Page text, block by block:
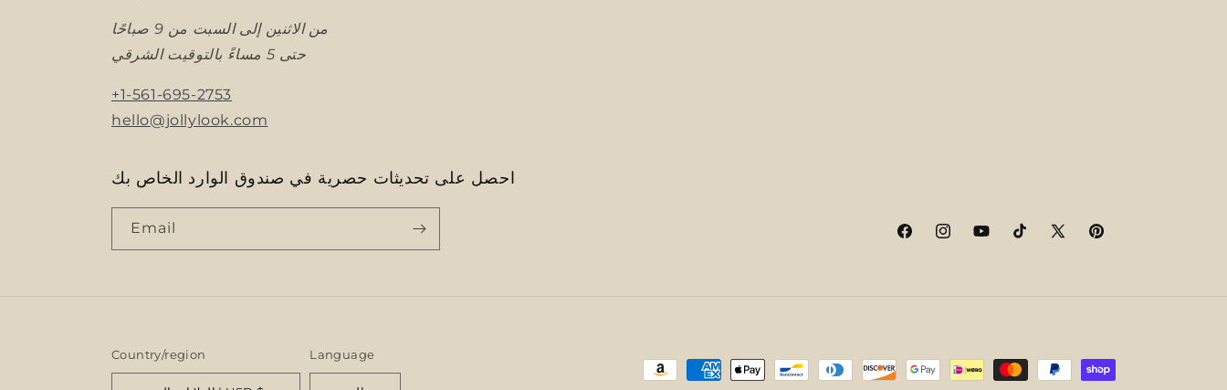
من الاثنين إلى السبت من 9 صباحًا
حتى 5 مساءً بالتوقيت الشرقي
+1-561-695-2753
hello@jollylook.com
احصل على تحديثات حصرية في صندوق الوارد الخاص بك
Email
FacebookInstagramYouTubeTikTokX
Pinterest
Country/region Language
Payment